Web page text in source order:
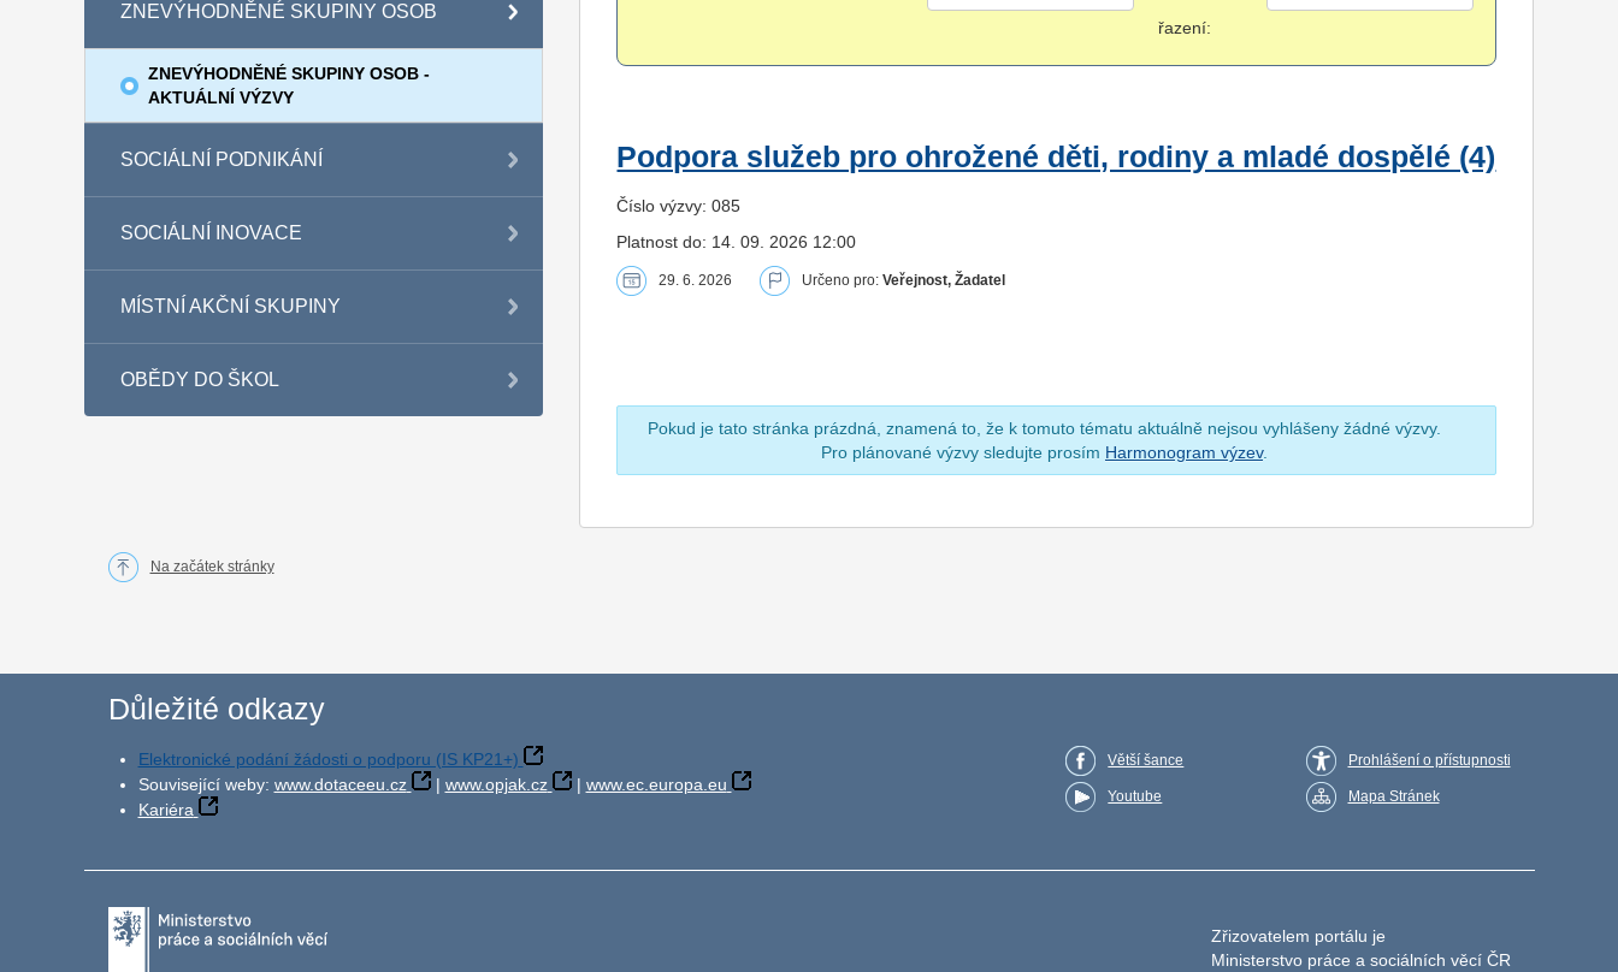
ZNEVÝHODNĚNÉ SKUPINY OSOB
ZNEVÝHODNĚNÉ SKUPINY OSOB -
AKTUÁLNÍ VÝZVY
SOCIÁLNÍ PODNIKÁNÍ
SOCIÁLNÍ INOVACE
MÍSTNÍ AKČNÍ SKUPINY
OBĚDY DO ŠKOL
řazení:
Podpora služeb pro ohrožené děti, rodiny a mladé dospělé (4)
Číslo výzvy: 085
Platnost do: 14. 09. 2026 12:00
29. 6. 2026 Určeno pro:Veřejnost, Žadatel
Pokud je tato stránka prázdná, znamená to, že k tomuto tématu aktuálně nejsou vyhlášeny žádné výzvy.
Pro plánované výzvy sledujte prosím Harmonogram výzev.
Na začátek stránky
Důležité odkazy
Elektronické podání žádosti o podporu (IS KP21+)
Související weby: www.dotaceeu.cz | www.opjak.cz | www.ec.europa.eu
Kariéra
Větší šance
Youtube
Prohlášení o přístupnosti
Mapa Stránek
Zřizovatelem portálu je
Ministerstvo práce a sociálních věcí ČR